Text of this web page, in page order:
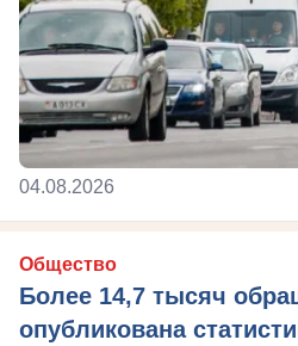
04.08.2026
Общество
Более 14,7 тысяч
опубликована